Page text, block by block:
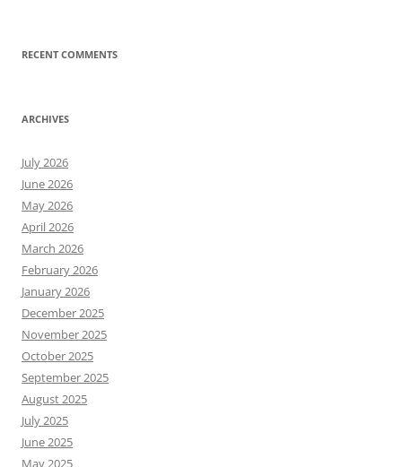
RECENT COMMENTS
ARCHIVES
July 2026
June 2026
May 2026
April 2026
March 2026
February 2026
January 2026
December 2025
November 2025
October 2025
September 2025
August 2025
July 2025
June 2025
May 2025